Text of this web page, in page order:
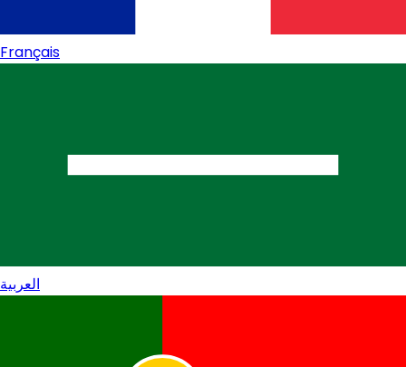
Français
العربية